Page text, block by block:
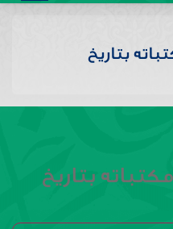
بتاريخ
بتاريخ